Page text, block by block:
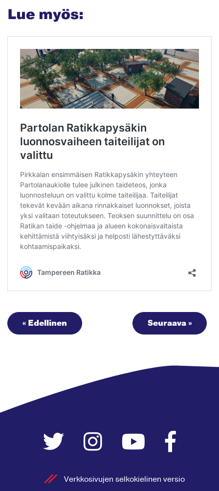
Lue myös:
Seuraava »
« Edellinen
Verkkosivujen selkokielinen versio